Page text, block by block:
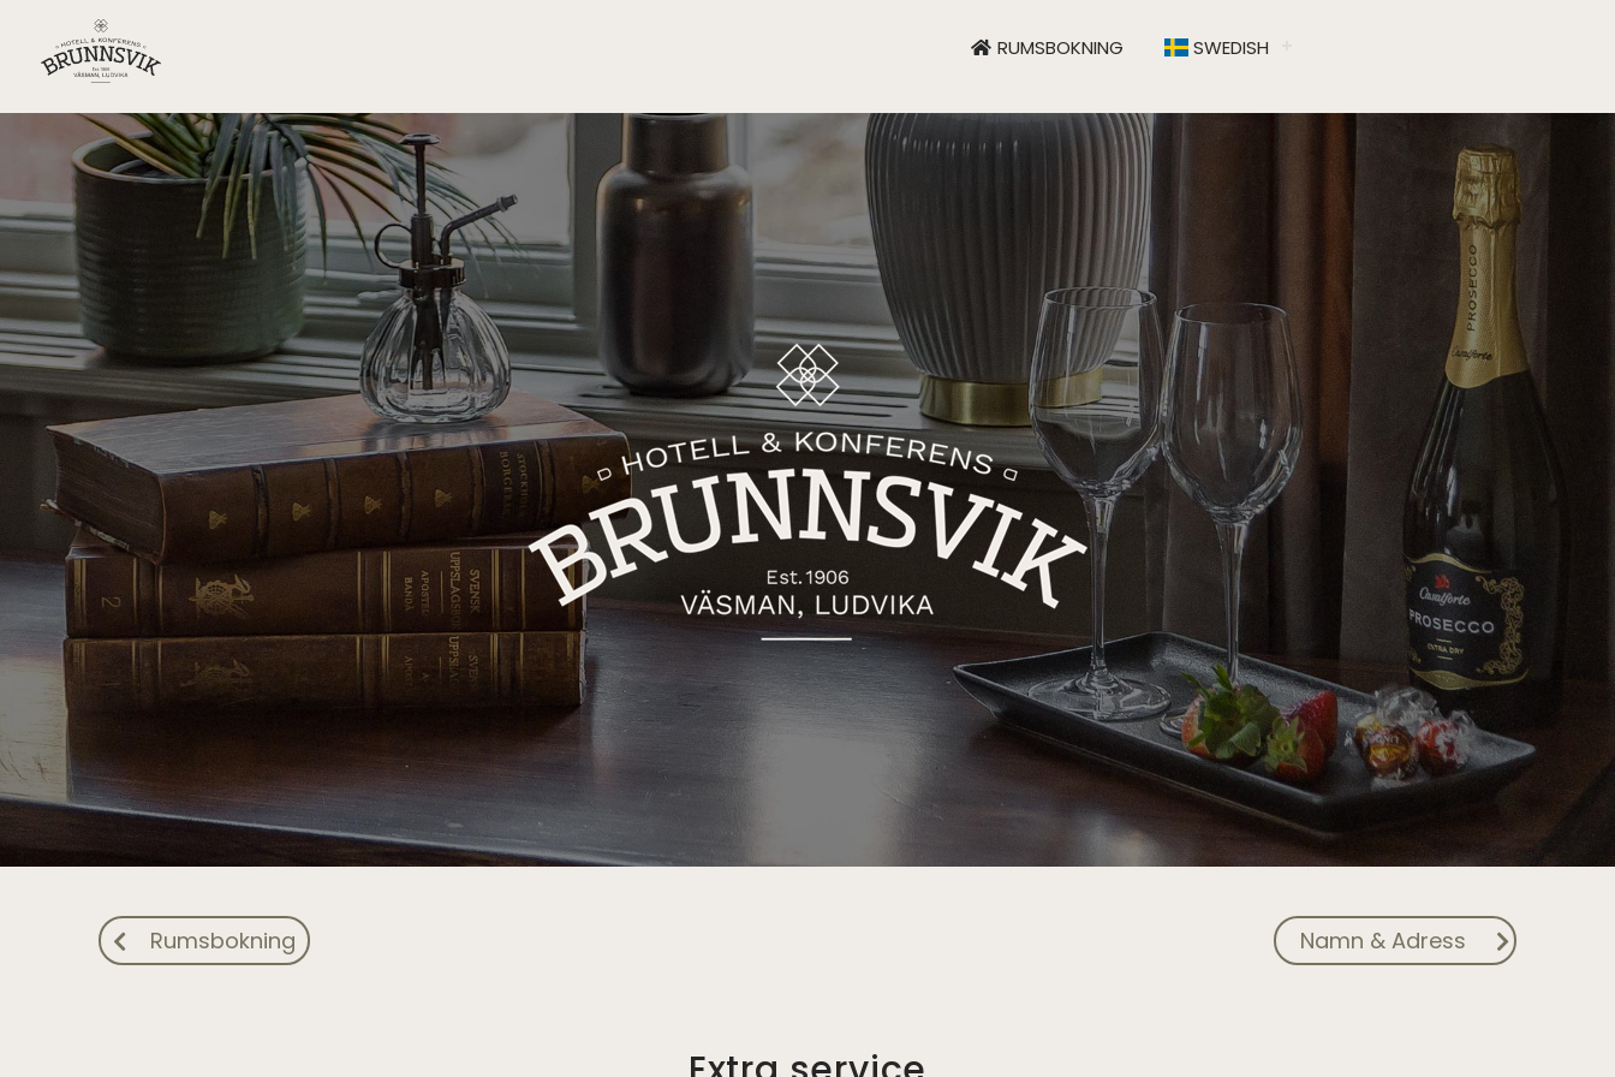
RUMSBOKNING SWEDISH
Rumsbokning Namn & Adress